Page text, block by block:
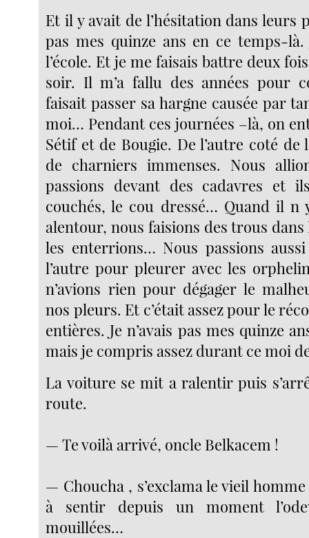
Et il y avait de l’hésitation dans leurs
pas mes quinze ans en ce temps-là.
l’école. Et je me faisais battre deux
soir. Il m’a fallu des années pour
faisait passer sa hargne causée par
moi… Pendant ces journées –là, on
Sétif et de Bougie. De l’autre coté
de charniers immenses. Nous
passions devant des cadavres et
couchés, le cou dressé… Quand il n
alentour, nous faisions des trous
les enterrions… Nous passions
l’autre pour pleurer avec les
n’avions rien pour dégager le
nos pleurs. Et c’était assez pour le
entières. Je n’avais pas mes quinze
mais je compris assez durant ce moi
La voiture se mit a ralentir puis
route.
— Te voilà arrivé, oncle Belkacem !
— Choucha , s’exclama le vieil
à sentir depuis un moment
mouillées…